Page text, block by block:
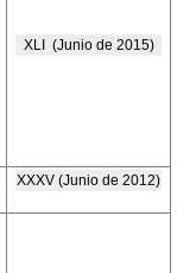
XLI (Junio de 2015)
XXXV (Junio de 2012)